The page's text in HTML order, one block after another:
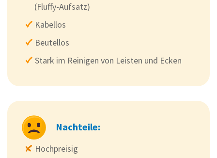
(Fluffy-Aufsatz)
Kabellos
Beutellos
Stark im Reinigen von Leisten und Ecken
Nachteile:
Hochpreisig